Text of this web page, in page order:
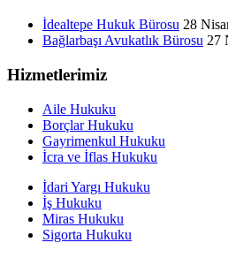
İdealtepe Hukuk Bürosu 28
Bağlarbaşı Avukatlık Bürosu 27
Hizmetlerimiz
Aile Hukuku
Borçlar Hukuku
Gayrimenkul Hukuku
İcra ve İflas Hukuku
İdari Yargı Hukuku
İş Hukuku
Miras Hukuku
Sigorta Hukuku